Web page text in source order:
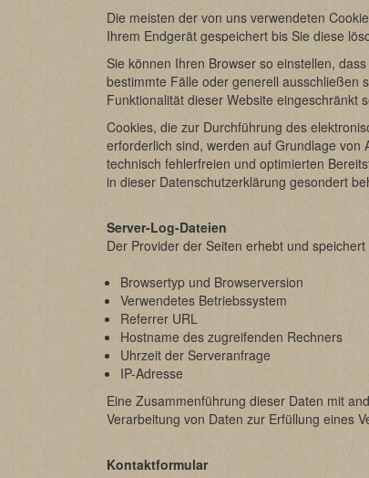
Die meisten der von uns verwendeten
Ihrem Endgerät gespeichert bis Sie diese
Sie können Ihren Browser so einstellen,
bestimmte Fälle oder generell ausschließen
Funktionalität dieser Website eingeschränkt
Cookies, die zur Durchführung des
erforderlich sind, werden auf Grundlage von
technisch fehlerfreien und optimierten
in dieser Datenschutzerklärung gesondert
Server-Log-Dateien
Der Provider der Seiten erhebt und
Browsertyp und Browserversion
Verwendetes Betriebssystem
Referrer URL
Hostname des zugreifenden Rechners
Uhrzeit der Serveranfrage
IP-Adresse
Eine Zusammenführung dieser Daten mit
Verarbeitung von Daten zur Erfüllung eines
Kontaktformular